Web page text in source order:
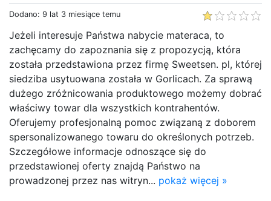
Dodano: 9 lat 3 miesiące temu
Jeżeli interesuje Państwa nabycie materaca, to
zachęcamy do zapoznania się z propozycją, która
została przedstawiona przez firmę Sweetsen. pl, której
siedziba usytuowana została w Gorlicach. Za sprawą
dużego zróżnicowania produktowego możemy dobrać
właściwy towar dla wszystkich kontrahentów.
Oferujemy profesjonalną pomoc związaną z doborem
spersonalizowanego towaru do określonych potrzeb.
Szczegółowe informacje odnoszące się do
przedstawionej oferty znajdą Państwo na
prowadzonej przez nas witryn... pokaż więcej »